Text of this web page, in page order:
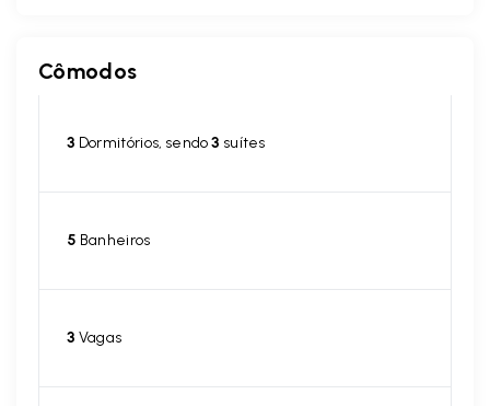
Cômodos
3 Dormitórios, sendo3 suítes
5 Banheiros
3 Vagas